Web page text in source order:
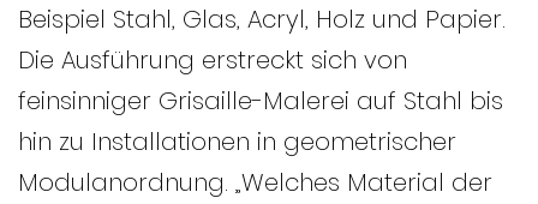
Beispiel Stahl, Glas, Acryl, Holz und Papier.
Die Ausführung erstreckt sich von
feinsinniger Grisaille-Malerei auf Stahl bis
hin zu Installationen in geometrischer
Modulanordnung. „Welches Material der